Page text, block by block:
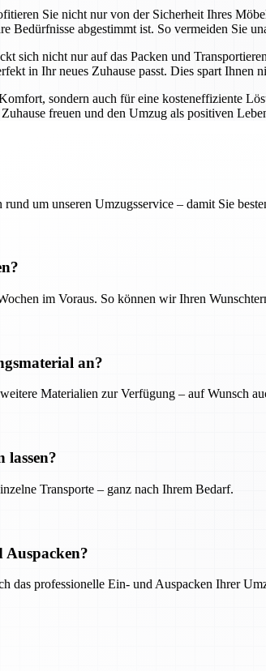
Sie nicht nur von der Sicherheit Ihres
Bedürfnisse abgestimmt ist. So vermeiden Sie
sich nicht nur auf das Packen und
in Ihr neues Zuhause passt. Dies spart Ihnen
sondern auch für eine kosteneffiziente
freuen und den Umzug als positiven
um unseren Umzugsservice – damit Sie
im Voraus. So können wir Ihren
an?
Materialien zur Verfügung – auf Wunsch
Transporte – ganz nach Ihrem Bedarf.
das professionelle Ein- und Auspacken Ihrer